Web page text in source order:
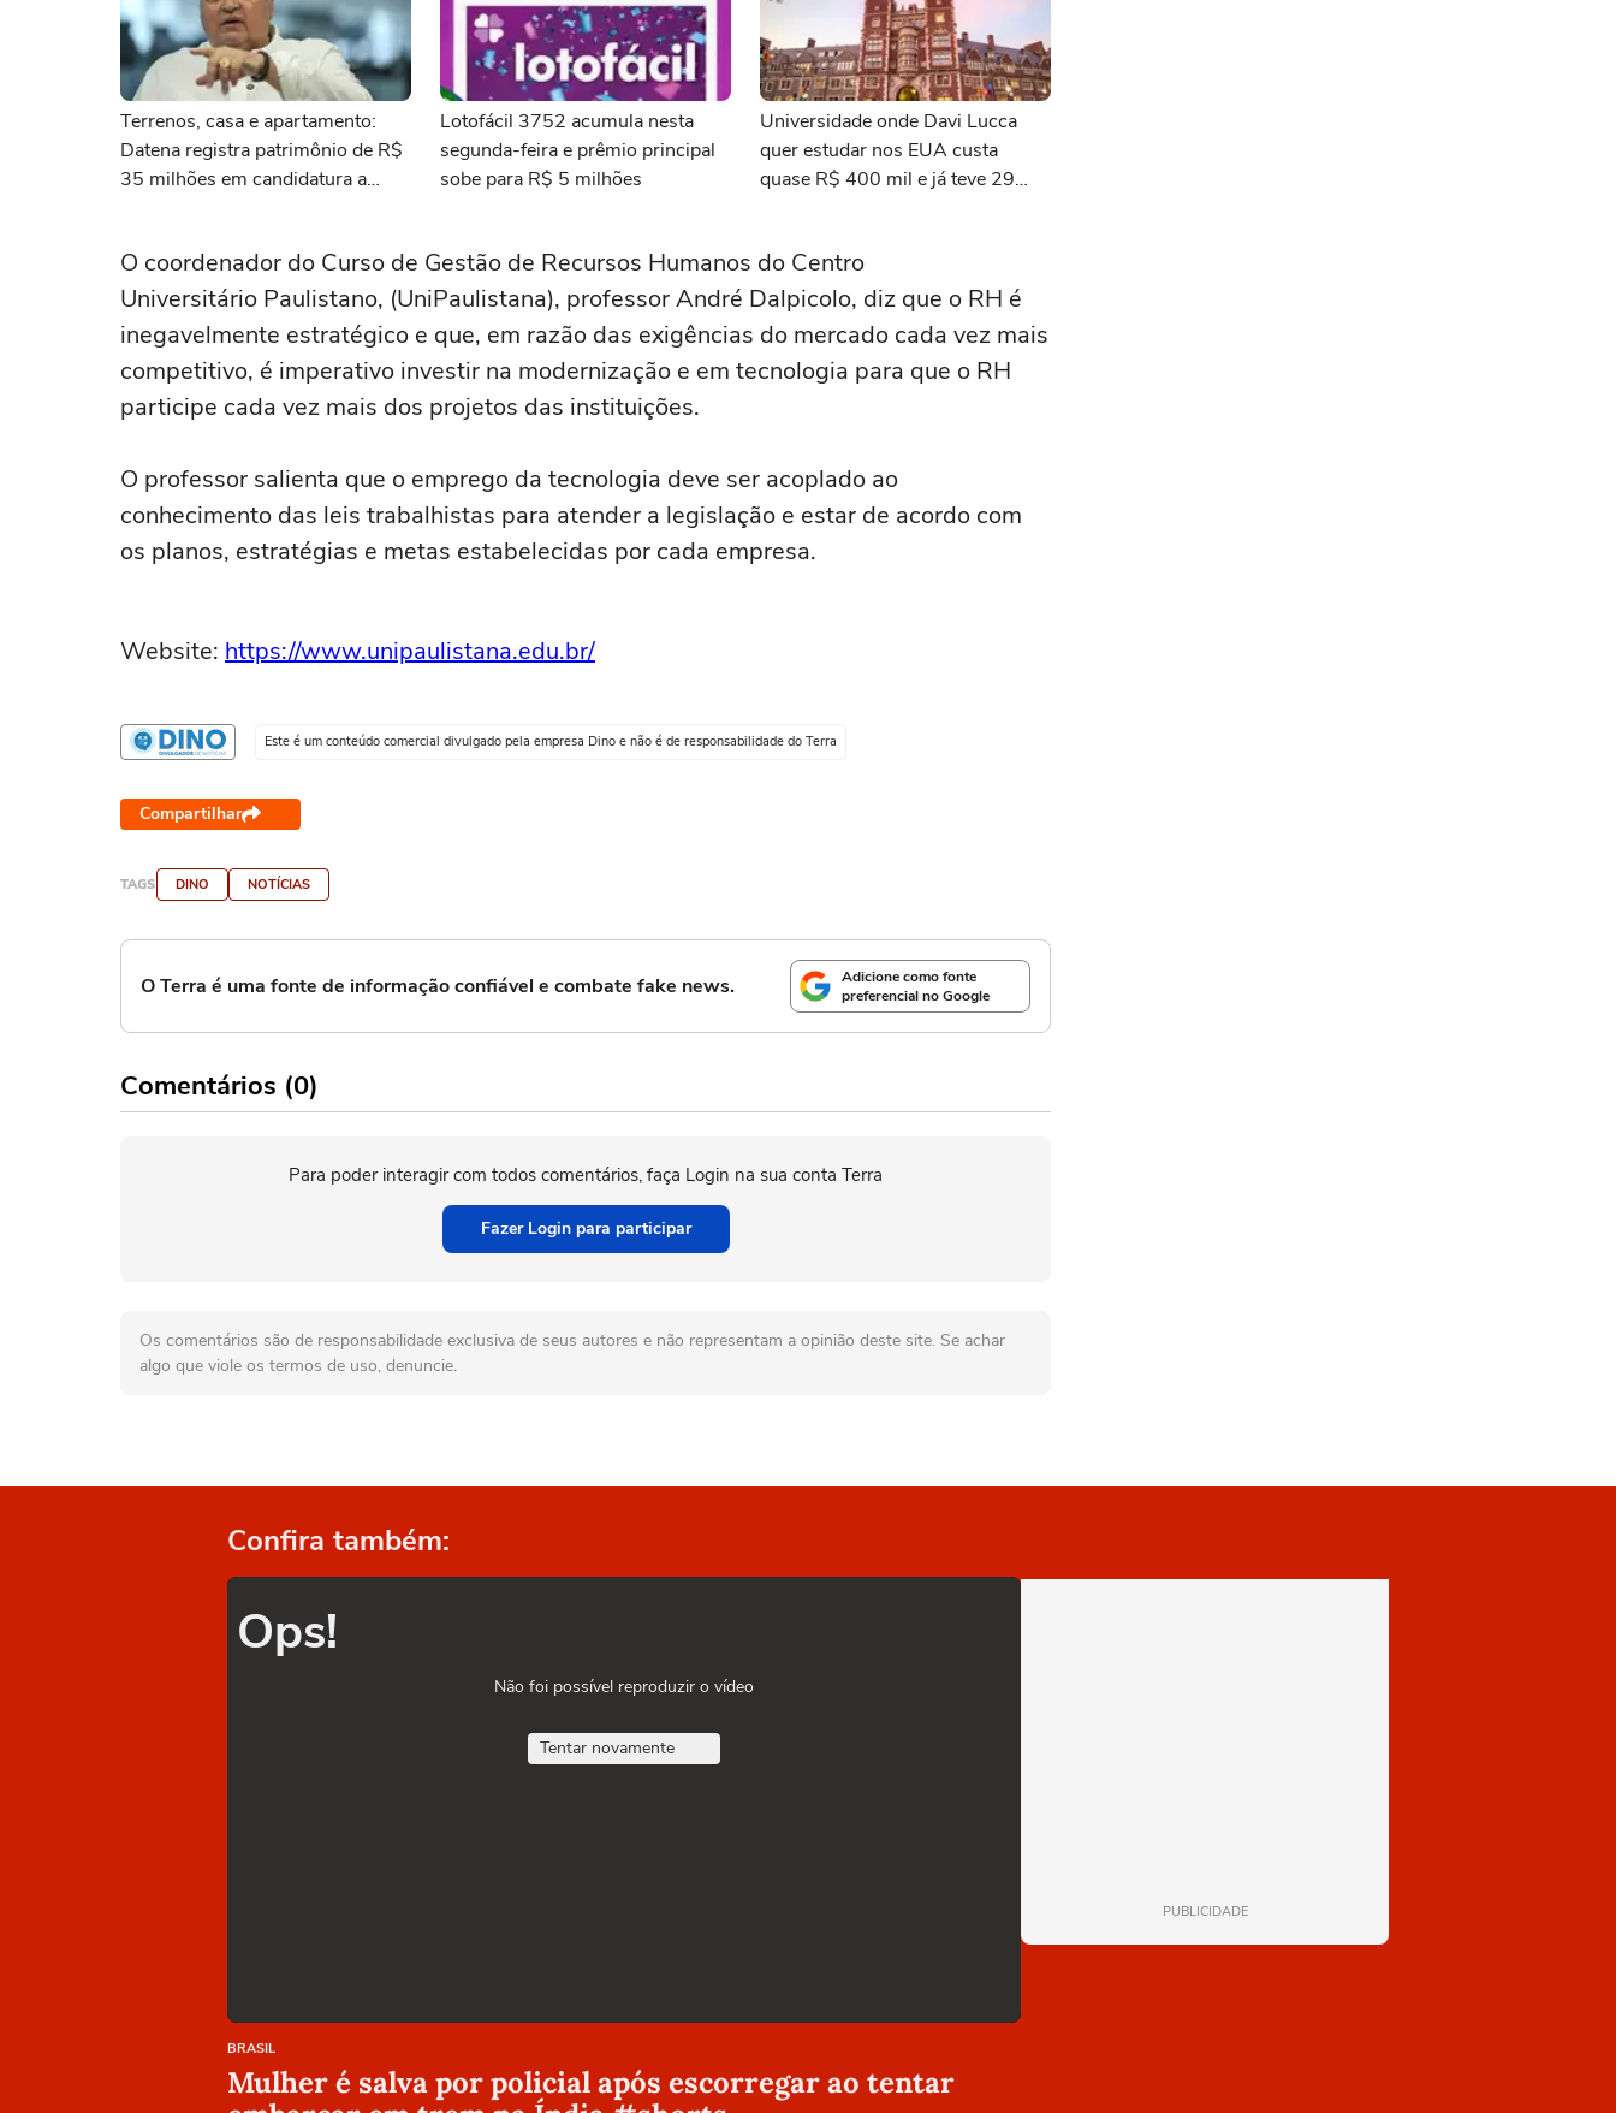
Terrenos, casa e apartamento:
Datena registra patrimônio de R$
35 milhões em candidatura a
Lotofácil 3752 acumula nesta
segunda-feira e prêmio principal
sobe para R$ 5 milhões
Universidade onde Davi Lucca
quer estudar nos EUA custa
quase R$ 400 mil e já teve 29
O coordenador do Curso de Gestão de Recursos Humanos do Centro
Universitário Paulistano, (UniPaulistana), professor André Dalpicolo, diz que o RH é
inegavelmente estratégico e que, em razão das exigências do mercado cada vez mais
competitivo, é imperativo investir na modernização e em tecnologia para que o RH
participe cada vez mais dos projetos das instituições.
O professor salienta que o emprego da tecnologia deve ser acoplado ao
conhecimento das leis trabalhistas para atender a legislação e estar de acordo com
os planos, estratégias e metas estabelecidas por cada empresa.
Website: https://www.unipaulistana.edu.br/
Este é um conteúdo comercial divulgado pela empresa Dino e não é de responsabilidade do Terra
Compartilhar
TAGS DINO NOTÍCIAS
O Terra é uma fonte de informação confiável e combate fake news.
Adicione como fonte
preferencial no Google
Comentários (0)
Para poder interagir com todos comentários, faça Login na sua conta Terra
Fazer Login para participar
Os comentários são de responsabilidade exclusiva de seus autores e não representam a opinião deste site. Se achar
algo que viole os termos de uso, denuncie.
Confira também:
Ops!
Não foi possível reproduzir o vídeo
Tentar novamente
BRASIL
Mulher é salva por policial após escorregar ao tentar
PUBLICIDADE